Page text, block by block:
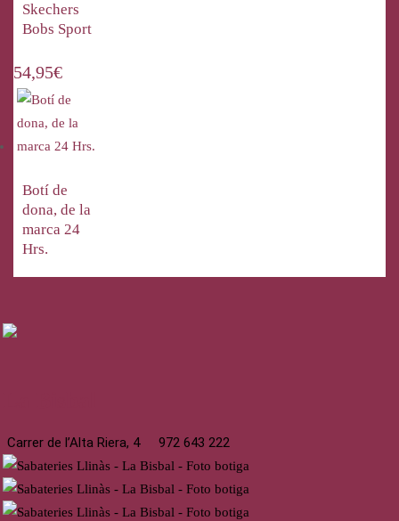
Skechers
Bobs Sport
54,95€
Botí de
dona, de la
marca 24
Hrs.
Carrer de l’Alta Riera, 4 972 643 222